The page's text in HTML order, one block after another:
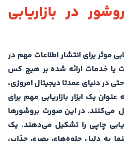
در بازاریابی
موثر برای انتشار اطلاعات مهم در
یا خدمات ارائه شده بر هیچ کس
در دنیای عمدتا دیجیتال امروزی،
یک ابزار بازاریابی مهم برای
می‌کنند. در این صورت بروشورها
چاپی را تشکیل می‌دهند. یک